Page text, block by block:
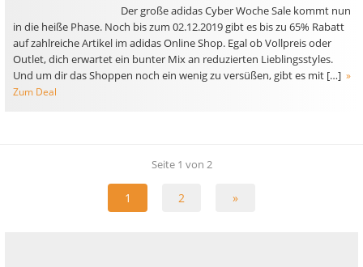
Der große adidas Cyber Woche Sale kommt nun
in die heiße Phase. Noch bis zum 02.12.2019 gibt es bis zu 65% Rabatt
auf zahlreiche Artikel im adidas Online Shop. Egal ob Vollpreis oder
Outlet, dich erwartet ein bunter Mix an reduzierten Lieblingsstyles.
Und um dir das Shoppen noch ein wenig zu versüßen, gibt es mit […] »
Zum Deal
Seite 1 von 2
1 2 »